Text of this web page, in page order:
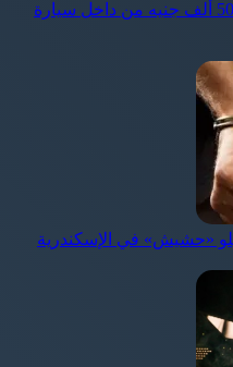
ضبط سائق لسرقة مليون و500 ألف جنيه من داخل سيارة